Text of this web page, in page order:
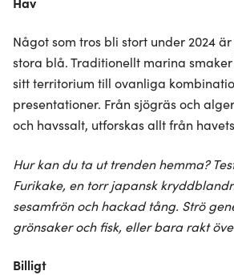
Något som tros bli stort under 2024
stora blå. Traditionellt marina
sitt territorium till ovanliga
presentationer. Från sjögräs och
och havssalt, utforskas allt från
Hur kan du ta ut trenden hemma?
Furikake, en torr japansk
sesamfrön och hackad tång. Strö
grönsaker och fisk, eller bara rakt
Billigt